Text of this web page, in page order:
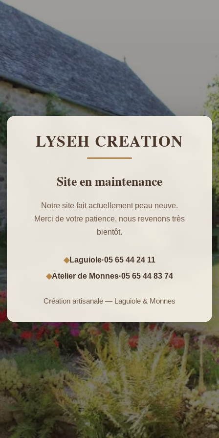
LYSEH CREATION
Site en maintenance
Notre site fait actuellement peau neuve.
Merci de votre patience, nous revenons très
bientôt.
◆Laguiole·05 65 44 24 11
◆Atelier de Monnes·05 65 44 83 74
Création artisanale — Laguiole & Monnes